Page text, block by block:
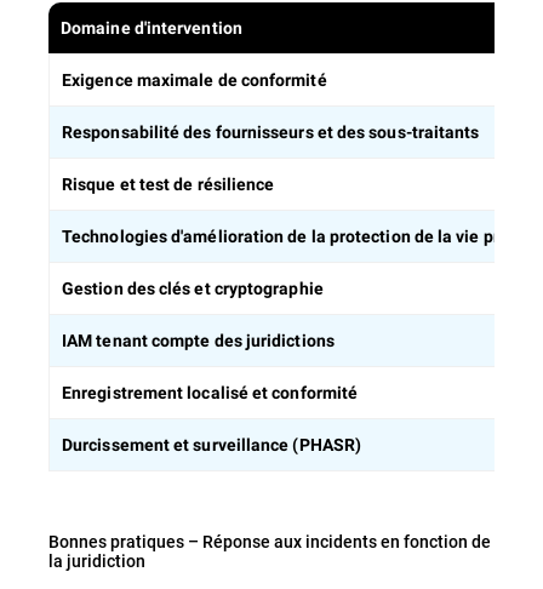
Domaine d'intervention
Exigence maximale de conformité
Responsabilité des fournisseurs et des sous-traitants
Risque et test de résilience
Technologies d'amélioration de la protection de la vie privée
Gestion des clés et cryptographie
IAM tenant compte des juridictions
Enregistrement localisé et conformité
Durcissement et surveillance (PHASR)
Bonnes pratiques – Réponse aux incidents en fonction de
la juridiction